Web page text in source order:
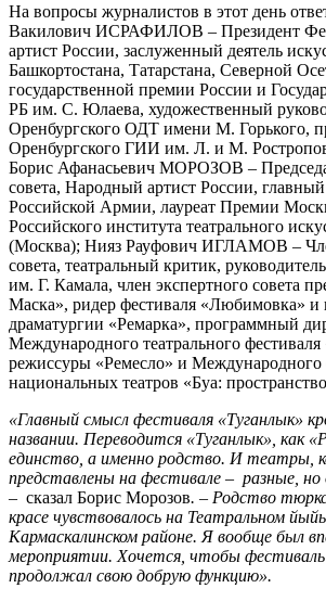
На вопросы журналистов в этот день
Вакилович ИСРАФИЛОВ – Президент
артист России, заслуженный деятель
Башкортостана, Татарстана, Северной
государственной премии России и
РБ им. С. Юлаева, художественный
Оренбургского ОДТ имени М. Горького,
Оренбургского ГИИ им. Л. и М.
Борис Афанасьевич МОРОЗОВ –
совета, Народный артист России,
Российской Армии, лауреат Премии
Российского института театрального
(Москва); Нияз Рауфович ИГЛАМОВ –
совета, театральный критик,
им. Г. Камала, член экспертного совета
Маска», ридер фестиваля «Любимовка» и
драматургии «Ремарка», программный
Международного театрального
режиссуры «Ремесло» и Международного
национальных театров «Буа:
«Главный смысл фестиваля «Туганлык»
названии. Переводится «Туганлык», как
единство, а именно родство. И театры,
представлены на фестивале – разные, но
– сказал Борис Морозов. – Родство
красе чувствовалось на Театральном
Кармаскалинском районе. Я вообще был
мероприятии. Хочется, чтобы
продолжал свою добрую функцию».